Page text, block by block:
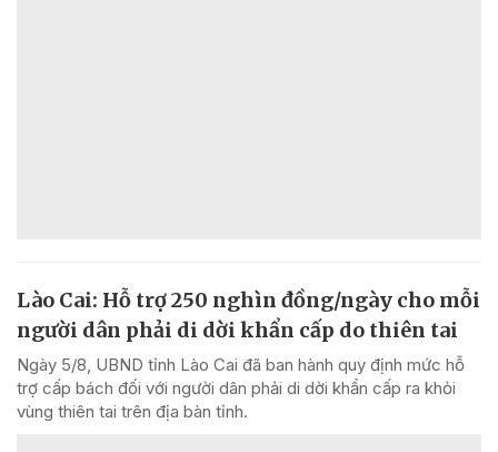
Lào Cai: Hỗ trợ 250 nghìn đồng/ngày cho mỗi
người dân phải di dời khẩn cấp do thiên tai
Ngày 5/8, UBND tỉnh Lào Cai đã ban hành quy định mức hỗ
trợ cấp bách đối với người dân phải di dời khẩn cấp ra khỏi
vùng thiên tai trên địa bàn tỉnh.